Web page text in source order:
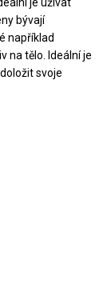
bývají
například
na tělo. Ideální je
svoje